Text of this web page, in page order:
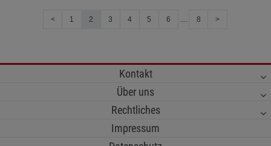
< 1 2 3 4 5 6 .... 8 >
Kontakt
Über uns
Rechtliches
Impressum